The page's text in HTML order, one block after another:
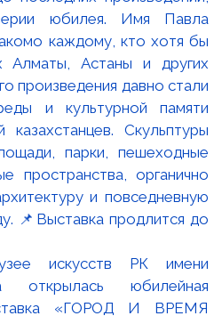
искусств РК имени
открылась юбилейная
«ГОРОД И ВРЕМЯ